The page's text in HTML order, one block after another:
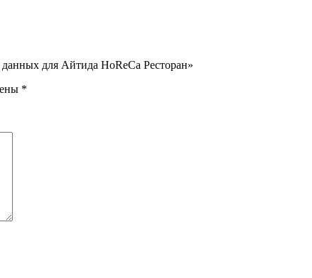
для Айтида HoReCa Ресторан»
*